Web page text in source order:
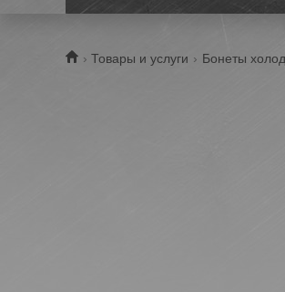
Товары и услуги Бонеты